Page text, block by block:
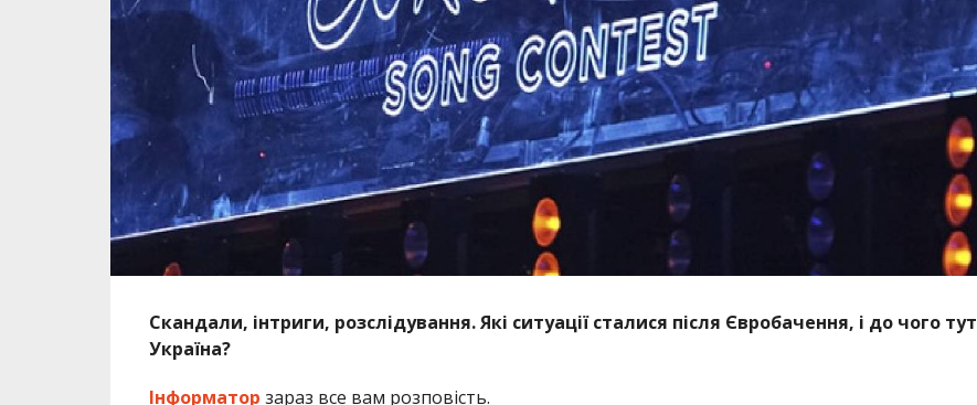
Скандали, інтриги, розслідування. Які ситуації сталися після Євробачення, і до чого тут
Україна?
Інформатор зараз все вам розповість.